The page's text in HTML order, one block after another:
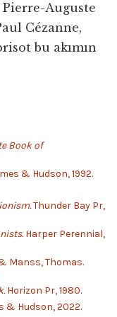
Auguste
Cézanne,
bu akımın
Book of
& Hudson, 1992.
Thunder Bay Pr,
Harper Perennial,
Manss, Thomas.
Horizon Pr, 1980.
& Hudson, 2022.